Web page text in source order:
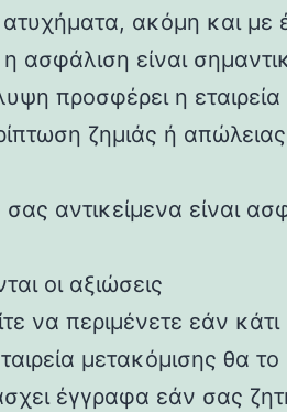
ακόμη και με
η ασφάλιση είναι
προσφέρει η εταιρεία
ζημιάς ή
αντικείμενα είναι
οι αξιώσεις
να περιμένετε εάν κάτι
μετακόμισης θα
έγγραφα εάν σας